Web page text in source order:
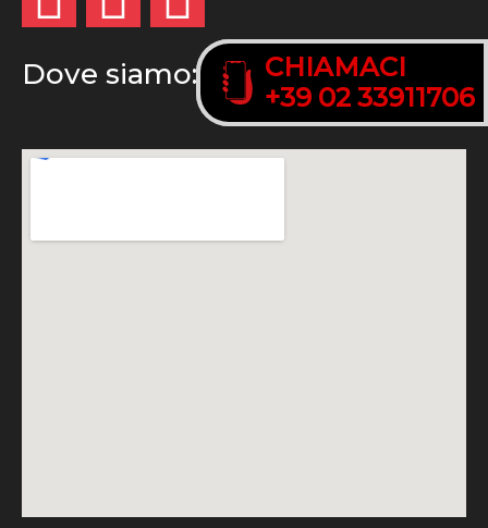
CHIAMACI
+39 02 33911706
Dove siamo:
CHIAMACI
+39 02 33911706